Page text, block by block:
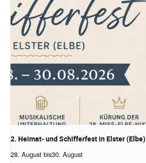
2. Heimat- und Schifferfest in Elster (Elbe)
28. August bis30. August